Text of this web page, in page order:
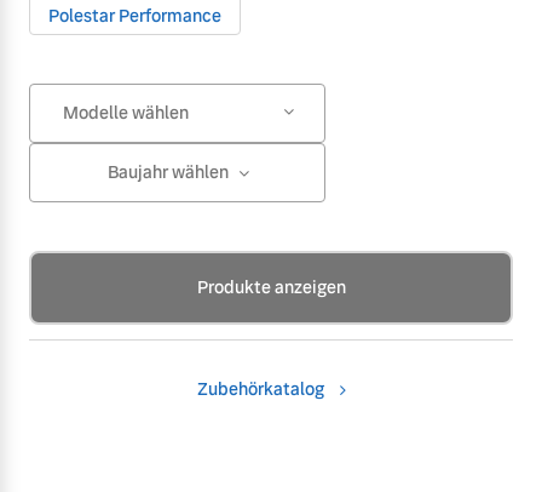
Polestar Performance
Modelle wählen
Baujahr wählen
Produkte anzeigen
Zubehörkatalog